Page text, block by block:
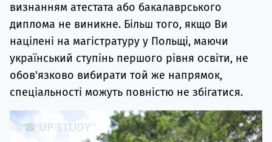
визнанням атестата або бакалаврського
диплома не виникне. Більш того, якщо Ви
націлені на магістратуру у Польщі, маючи
український ступінь першого рівня освіти, не
обов'язково вибирати той же напрямок,
спеціальності можуть повністю не збігатися.